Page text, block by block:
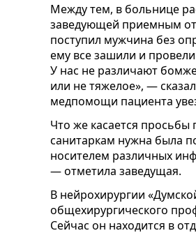
Между тем, в больнице
заведующей приемным
поступил мужчина без
ему все зашили и
У нас не различают
или не тяжелое», —
медпомощи пациента
Что же касается
санитаркам нужна была
носителем различных
— отметила заведущая.
В нейрохирургии
общехирургического
Сейчас он находится в